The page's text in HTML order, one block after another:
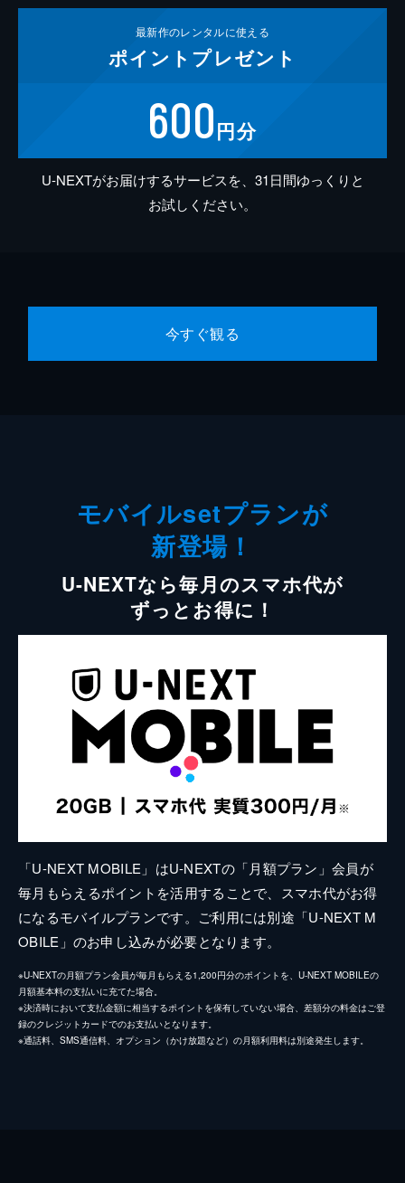
最新作のレンタルに使える
ポイント プレゼント
600円分
U-NEXTがお届けするサービスを、31日間ゆっくりと
お試しください。
今すぐ観る
モバイルsetプランが
新登場！
U-NEXTなら毎月のスマホ代が
ずっとお得に！
「U-NEXT MOBILE」はU-NEXTの「月額プラン」会員が
毎月もらえるポイントを活用することで、スマホ代がお得
になるモバイルプランです。ご利用には別途「U-NEXT M
OBILE」のお申し込みが必要となります。
※U-NEXTの月額プラン会員が毎月もらえる1,200円分のポイントを、U-NEXT MOBILEの
月額基本料の支払いに充てた場合。
※決済時において支払金額に相当するポイントを保有していない場合、差額分の料金はご登
録のクレジットカードでのお支払いとなります。
※通話料、SMS通信料、オプション（かけ放題など）の月額利用料は別途発生します。